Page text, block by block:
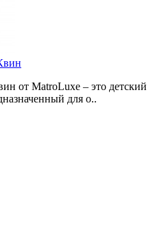
от MatroLuxe – это детский
для о..